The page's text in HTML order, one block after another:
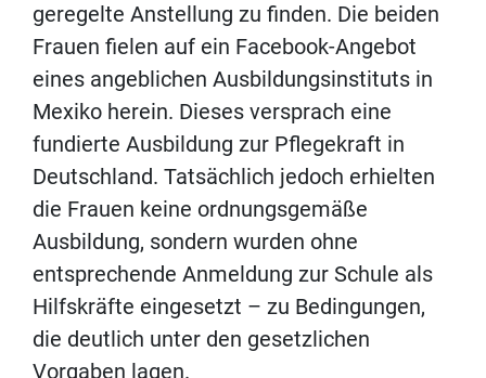
geregelte Anstellung zu finden. Die beiden
Frauen fielen auf ein Facebook-Angebot
eines angeblichen Ausbildungsinstituts in
Mexiko herein. Dieses versprach eine
fundierte Ausbildung zur Pflegekraft in
Deutschland. Tatsächlich jedoch erhielten
die Frauen keine ordnungsgemäße
Ausbildung, sondern wurden ohne
entsprechende Anmeldung zur Schule als
Hilfskräfte eingesetzt – zu Bedingungen,
die deutlich unter den gesetzlichen
Vorgaben lagen.